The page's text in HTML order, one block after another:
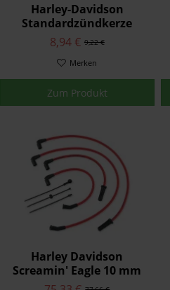
Harley-Davidson
Standardzündkerze
32337-04
9,22 €
8,94 €
Merken
Zum Produkt
Harley Davidson
Screamin' Eagle 10 mm
Phat Zündkerzenkabel